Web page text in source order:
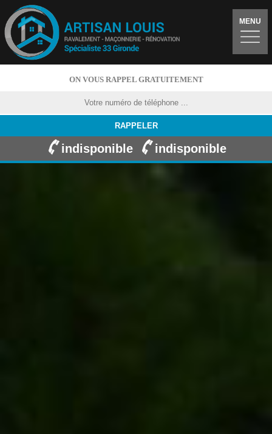
MENU
ON VOUS RAPPEL GRATUITEMENT
indisponible indisponible